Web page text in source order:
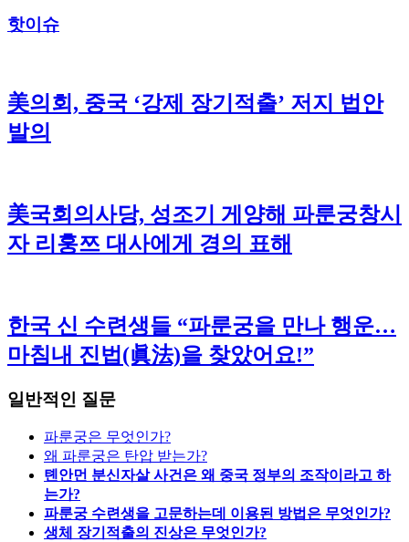
핫이슈
美의회, 중국 ‘강제 장기적출’ 저지 법안
발의
美국회의사당, 성조기 게양해 파룬궁창시
자 리훙쯔 대사에게 경의 표해
한국 신 수련생들 “파룬궁을 만나 행운…
마침내 진법(眞法)을 찾았어요!”
일반적인 질문
파룬궁은 무엇인가?
왜 파룬궁은 탄압 받는가?
톈안먼 분신자살 사건은 왜 중국 정부의 조작이라고 하
는가?
파룬궁 수련생을 고문하는데 이용된 방법은 무엇인가?
생체 장기적출의 진상은 무엇인가?